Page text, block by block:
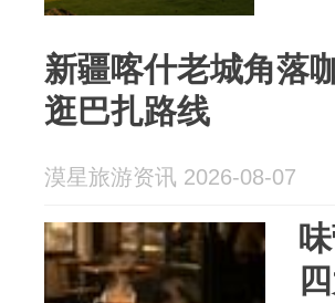
新疆喀什老城角落
逛巴扎路线
漠星旅游资讯 2026-08-07